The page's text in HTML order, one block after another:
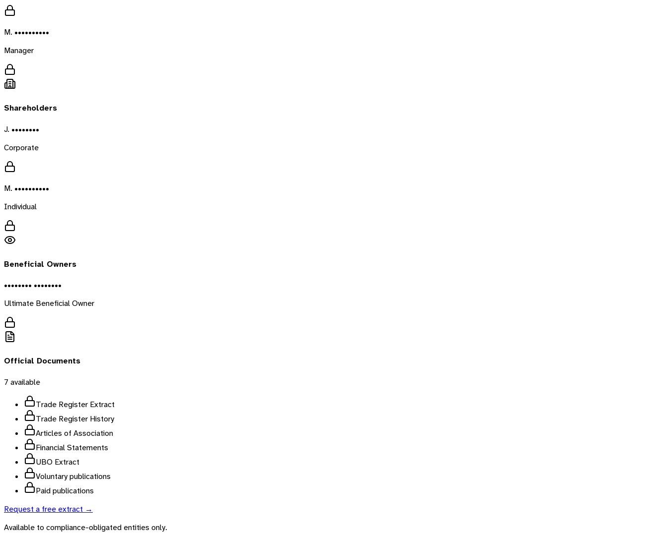
M. ••••••••••
Manager
Shareholders
J. ••••••••
Corporate
M. ••••••••••
Individual
Beneficial Owners
•••••••• ••••••••
Ultimate Beneficial Owner
Official Documents
7 available
Trade Register Extract
Trade Register History
Articles of Association
Financial Statements
UBO Extract
Voluntary publications
Paid publications
Request a free extract →
Available to compliance-obligated entities only.